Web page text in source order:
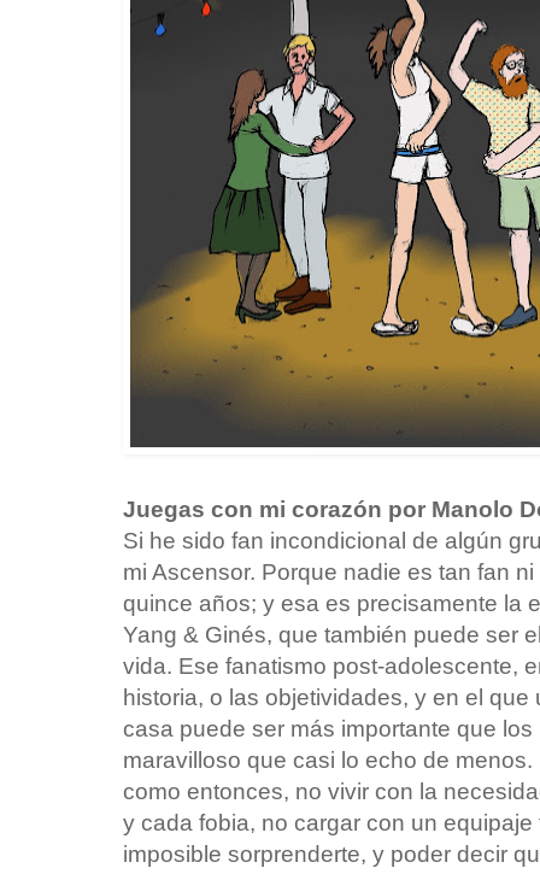
Juegas con mi corazón por Manolo
Si he sido fan incondicional de algún
mi Ascensor. Porque nadie es tan fan
quince años; y esa es precisamente la
Yang & Ginés, que también puede ser
vida. Ese fanatismo post-adolescente,
historia, o las objetividades, y en el
casa puede ser más importante que
maravilloso que casi lo echo de
como entonces, no vivir con la
y cada fobia, no cargar con un
imposible sorprenderte, y poder decir